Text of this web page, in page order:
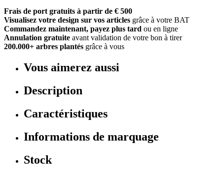
Frais de port gratuits à partir de € 500
Visualisez votre design sur vos articles grâce à votre BAT
Commandez maintenant, payez plus tard ou en ligne
Annulation gratuite avant validation de votre bon à tirer
200.000+ arbres plantés grâce à vous
Vous aimerez aussi
Description
Caractéristiques
Informations de marquage
Stock